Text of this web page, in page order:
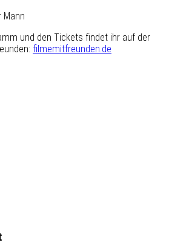
Mann
und den Tickets findet ihr auf der
filmemitfreunden.de